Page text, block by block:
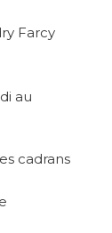
Farcy
au
cadrans